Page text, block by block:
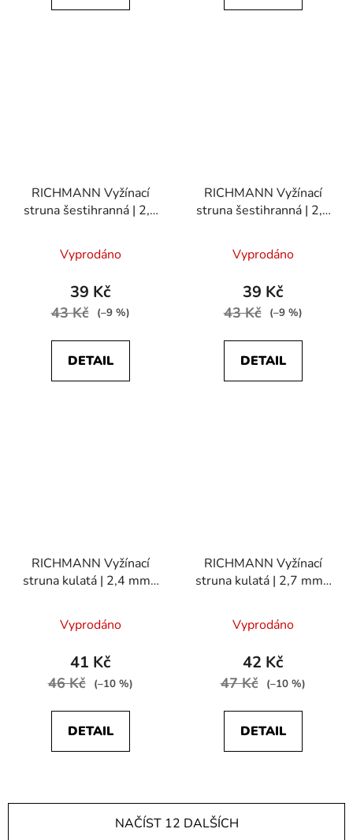
RICHMANN Vyžínací
struna šestihranná | 2,4
Vyprodáno
39 Kč
43 Kč (–9 %)
DETAIL
RICHMANN Vyžínací
struna šestihranná | 2,7
Vyprodáno
39 Kč
43 Kč (–9 %)
DETAIL
RICHMANN Vyžínací
struna kulatá | 2,4 mm /
Vyprodáno
41 Kč
46 Kč (–10 %)
DETAIL
RICHMANN Vyžínací
struna kulatá | 2,7 mm /
Vyprodáno
42 Kč
47 Kč (–10 %)
DETAIL
NAČÍST 12 DALŠÍCH